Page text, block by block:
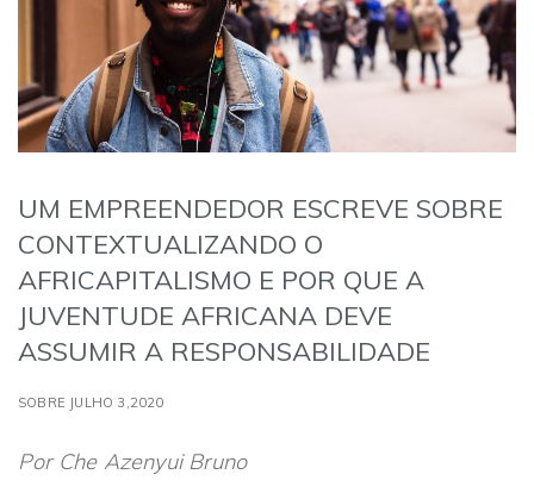
UM EMPREENDEDOR ESCREVE SOBRE
CONTEXTUALIZANDO O
AFRICAPITALISMO E POR QUE A
JUVENTUDE AFRICANA DEVE
ASSUMIR A RESPONSABILIDADE
SOBRE JULHO 3,2020
Por Che Azenyui Bruno